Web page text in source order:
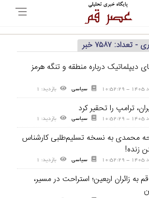
۷۵۸۷ خبر
دیپلماتیک درباره منطقه و تنگه هرمز
سیاسی بازديد: ۱
ترامپ را تحقیر کرد
سیاسی بازديد: ۱
محمدی به نسخه تسلیم‌طلبی کارشناس
زنده!
سیاسی بازديد: ۱
به زائران اربعین؛ استراحت در مسیر،